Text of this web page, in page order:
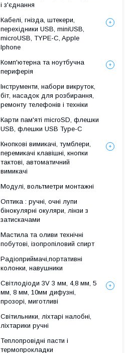
і з'єднання
Кабелі, гнізда, штекери,
перехідники USB, miniUSB,
microUSB, TYPE-C, Apple
Iphone
Комп'ютерна та ноутбучна
периферія
Інструменти, набори викруток,
біт, насадок для розбирання,
ремонту телефонів і техніки
Карти пам'яті microSD, флешки
USB, флешки USB Type-C
Кнопкові вимикачі, тумблери,
перемикачі клавішні, кнопки
тактові, автоматичний
вимикачі
Модулі, вольтметри монтажні
Оптика : ручні, очні лупи
бінокулярні окуляри, лінзи з
затискачами
Мастила та оливи технічні
побутові, ізопропіловий спирт
Радіоприймачі,портативні
колонки, навушники
Світлодіоди 3V 3 мм, 4,8 мм, 5
мм, 8 мм, 10мм дифузні,
прозорі, миготливі
Світильники, ліхтарі налобні,
ліхтарики ручні
Теплопровідні пасти і
термопрокладки